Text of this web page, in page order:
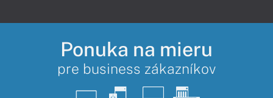
Ponuka na mieru
pre business zákazníkov